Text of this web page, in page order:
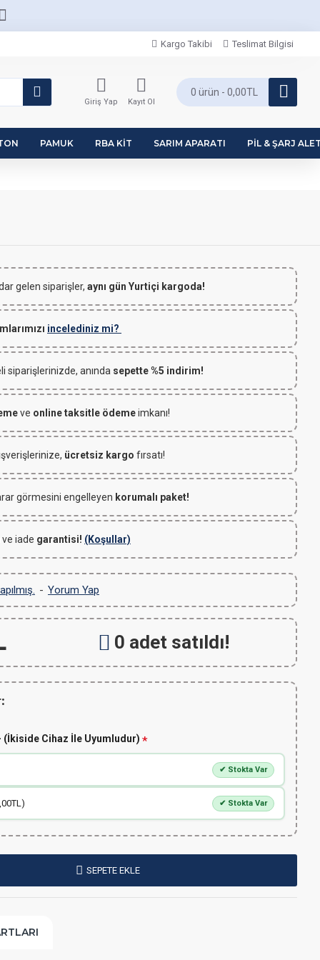
Kargo Takibi Teslimat Bilgisi
Giriş Yap Kayıt Ol
0 ürün - 0,00TL
PAMUK RBA KIT SARIM APARATI PIL & ŞARJ
gelen siparişler, aynı gün Yurtiçi kargoda!
incelediniz mi?
siparişlerinizde, anında sepette %5 indirim!
ve online taksitle ödemeimkanı!
ücretsiz kargo fırsatı!
görmesini engelleyen korumalı paket!
iade garantisi! (Koşullar)
- Yorum Yap
0 adet satıldı!
(İkiside Cihaz İle Uyumludur)
✔ Stokta Var
✔ Stokta Var
SEPETE EKLE